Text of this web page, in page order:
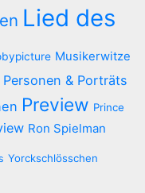
Lied des
Musikerwitze
Personen & Porträts
Preview Prince
Ron Spielman
Yorckschlösschen